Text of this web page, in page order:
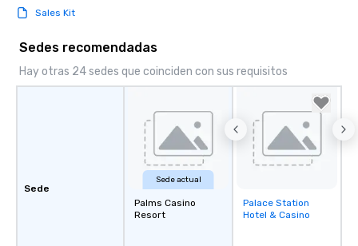
Sales Kit
Sedes recomendadas
Hay otras 24 sedes que coinciden con sus requisitos
Sede
Sede actual
Palms Casino
Resort
Removed from
favorites
Palace Station
Hotel & Casino